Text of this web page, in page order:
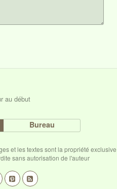
au début
Bureau
et les textes sont la propriété exclusive
sans autorisation de l'auteur